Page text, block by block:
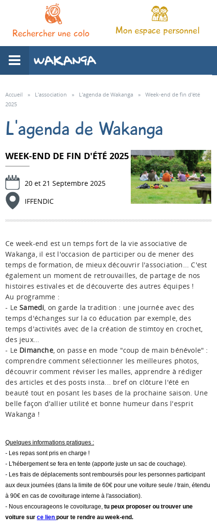
Rechercher une colo Mon espace personnel
L'association
Nos séjours
Notre pédagogie
Espace familles
Accueil » L'association » L'agenda de Wakanga »
Week-end de fin d'été
2025
L'agenda de Wakanga
WEEK-END DE FIN D'ÉTÉ 2025
20 et 21 Septembre 2025
IFFENDIC
Ce week-end est un temps fort de la vie associative de
Wakanga, il est l'occasion de participer ou de mener des
temps de formation, de mieux découvrir l'association... C'est
également un moment de retrouvailles, de partage de nos
histoires estivales et de découverte des autres équipes !
Au programme :
- LeSamedi, on garde la tradition : une journée avec des
temps d'échanges sur la co éducation par exemple, des
temps d'activités avec de la création de stimtoy en crochet,
des jeux...
- Le Dimanche, on passe en mode "coup de main bénévole" :
comprendre comment sélectionner les meilleures photos,
découvrir comment réviser les malles, apprendre à rédiger
des articles et des posts insta... bref on clôture l'été en
beauté tout en posant les bases de la prochaine saison. Une
belle façon d'allier utilité et bonne humeur dans l'esprit
Wakanga !
Quelques informations pratiques :
- Les repas sont pris en charge !
- L'hébergement se fera en tente (apporte juste un sac de couchage).
- Les frais de déplacements sont remboursés pour les personnes participant
aux deux journées (dans la limite de 60€ pour une voiture seule / train, étendu
à 90€ en cas de covoiturage interne à l'association).
- Nous encourageons le covoiturage,tu peux proposer ou trouver une
voiture surce lienpour te rendre au week-end.